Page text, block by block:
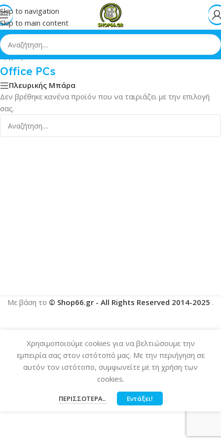
Skip to navigation
Skip to main content
Αρχική»PCs»Office PCs
Office PCs
Πλευρικής Μπάρα
Δεν βρέθηκε κανένα προϊόν που να ταιριάζει με την επιλογή
σας.
Με βάση το © Shop66.gr - All Rights Reserved 2014-2025 .
Χρησιμοποιούμε cookies για να βελτιώσουμε την
εμπειρία σας στον ιστότοπό μας. Με την περιήγηση σε
αυτόν τον ιστότοπο, συμφωνείτε με τη χρήση των
cookies.
ΠΕΡΙΣΣΌΤΕΡΑ.. Εντάξει!